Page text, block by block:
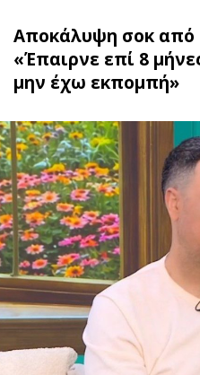
Αποκάλυψη σoκ από
«Έπαιρνε επί 8
μην έχω εκπομπή»